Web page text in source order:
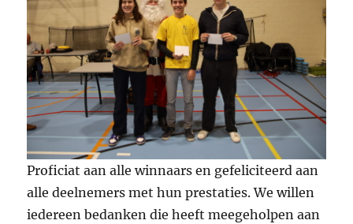
Proficiat aan alle winnaars en gefeliciteerd aan
alle deelnemers met hun prestaties. We willen
iedereen bedanken die heeft meegeholpen aan